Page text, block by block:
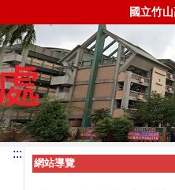
國立竹
:::
網站導覽